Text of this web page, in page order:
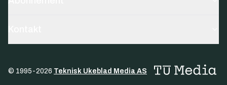
© 1995-2026 Teknisk Ukeblad Media AS